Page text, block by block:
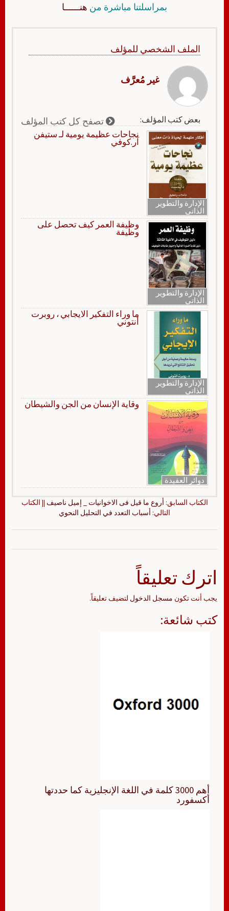
بمراسلتنا مباشرة من هنــــــا
الملف الشخصي للمؤلف
غير مُعرَّف
بعض كتب المؤلف: تصفح كل كتب المؤلف
الإدارة والتطوير
الذاتي
نجاحات عظيمة يومية لـ ستيفن
آر.كوفي
الإدارة والتطوير
الذاتي
وظيفة العمر كيف تحصل على
وظيفة
الإدارة والتطوير
الذاتي
ما وراء التفكير الايجابي ، روبرت
أنتوني
دوائر العقيدة
وقاية الإنسان من الجن والشيطان
الكتاب السابق: أروع ما قيل فى الاخوانيات _ إميل ناصيف || الكتاب
التالي: أسباب التعدد في التحليل النحوي
اترك تعليقاً
يجب أنت تكون مسجل الدخول لتضيف تعليقاً.
كتب شائعة:
أهم 3000 كلمة في اللغة الإنجليزية كما حددتها
أكسفورد